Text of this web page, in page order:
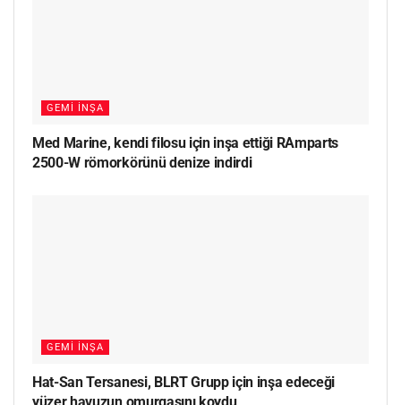
GEMI İNŞA
Med Marine, kendi filosu için inşa ettiği RAmparts
2500-W römorkörünü denize indirdi
GEMI İNŞA
Hat-San Tersanesi, BLRT Grupp için inşa edeceği